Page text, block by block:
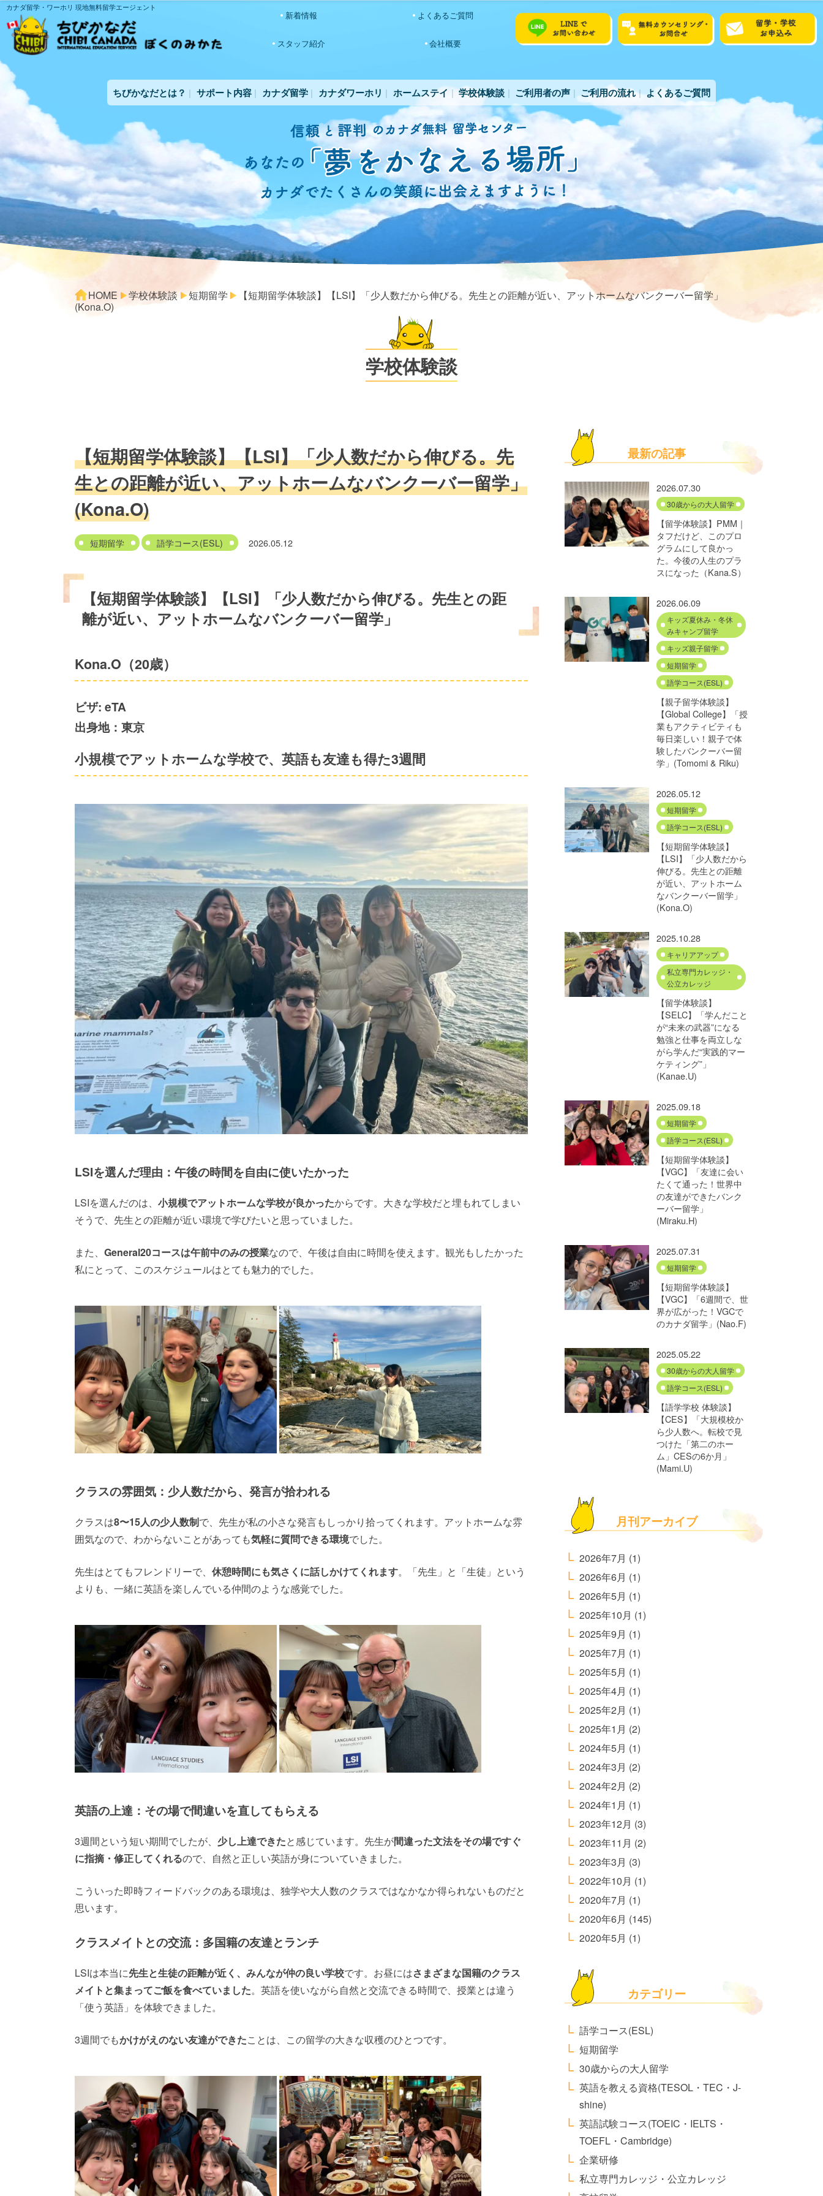
カナダ留学・ワーホリ 現地無料留学エージェント
新着情報
スタッフ紹介
よくあるご質問
会社概要
ちびかなだとは？ サポート内容 カナダ留学 カナダワーホリ ホームステイ 学校体験談 ご利用者の声 ご利用の流れ よくあるご質問
HOME 学校体験談 短期留学
【短期留学体験談】【LSI】「少人数だから伸びる。先生との距離が近い、アットホームなバンクーバー留学」
(Kona.O)
学校体験談
【短期留学体験談】【LSI】「少人数だから伸びる。先
生との距離が近い、アットホームなバンクーバー留学」
(Kona.O)
短期留学 語学コース(ESL) 2026.05.12
【短期留学体験談】【LSI】「少人数だから伸びる。先生との距
離が近い、アットホームなバンクーバー留学」
Kona.O（20歳）
ビザ: eTA
出身地：東京
小規模でアットホームな学校で、英語も友達も得た3週間
LSIを選んだ理由：午後の時間を自由に使いたかった
LSIを選んだのは、 小規模でアットホームな学校が良かったからです。大きな学校だと埋もれてしまい
そうで、先生との距離が近い環境で学びたいと思っていました。
また、 General20コースは午前中のみの授業なので、午後は自由に時間を使えます。観光もしたかった
私にとって、このスケジュールはとても魅力的でした。
クラスの雰囲気：少人数だから、発言が拾われる
クラスは8〜15人の少人数制で、先生が私の小さな発言もしっかり拾ってくれます。アットホームな雰
囲気なので、わからないことがあっても気軽に質問できる環境でした。
先生はとてもフレンドリーで、 休憩時間にも気さくに話しかけてくれます。「先生」と「生徒」という
よりも、一緒に英語を楽しんでいる仲間のような感覚でした。
英語の上達：その場で間違いを直してもらえる
3週間という短い期間でしたが、 少し上達できたと感じています。先生が間違った文法をその場ですぐ
に指摘・修正してくれるので、自然と正しい英語が身についていきました。
こういった即時フィードバックのある環境は、独学や大人数のクラスではなかなか得られないものだと
思います。
クラスメイトとの交流：多国籍の友達とランチ
LSIは本当に先生と生徒の距離が近く、みんなが仲の良い学校です。お昼にはさまざまな国籍のクラス
メイトと集まってご飯を食べていました。英語を使いながら自然と交流できる時間で、授業とは違う
「使う英語」を体験できました。
3週間でもかけがえのない友達ができたことは、この留学の大きな収穫のひとつです。
最新の記事
2026.07.30
30歳からの大人留学
【留学体験談】PMM｜
タフだけど、このプロ
グラムにして良かっ
た。今後の人生のプラ
スになった（Kana.S）
2026.06.09
キッズ夏休み・冬休
みキャンプ留学
キッズ親子留学
短期留学
語学コース(ESL)
【親子留学体験談】
【Global College】「授
業もアクティビティも
毎日楽しい！親子で体
験したバンクーバー留
学」(Tomomi & Riku)
2026.05.12
短期留学
語学コース(ESL)
【短期留学体験談】
【LSI】「少人数だから
伸びる。先生との距離
が近い、アットホーム
なバンクーバー留学」
(Kona.O)
2025.10.28
キャリアアップ
私立専門カレッジ・
公立カレッジ
【留学体験談】
【SELC】「学んだこと
が“未来の武器”になる
勉強と仕事を両立しな
がら学んだ“実践的マー
ケティング”」
(Kanae.U)
2025.09.18
短期留学
語学コース(ESL)
【短期留学体験談】
【VGC】「友達に会い
たくて通った！世界中
の友達ができたバンク
ーバー留学」
(Miraku.H)
2025.07.31
短期留学
【短期留学体験談】
【VGC】「6週間で、世
界が広がった！VGCで
のカナダ留学」(Nao.F)
2025.05.22
30歳からの大人留学
語学コース(ESL)
【語学学校 体験談】
【CES】「大規模校か
ら少人数へ。転校で見
つけた「第二のホー
ム」CESの6か月」
(Mami.U)
月刊アーカイブ
2026年7月 (1)
2026年6月 (1)
2026年5月 (1)
2025年10月 (1)
2025年9月 (1)
2025年7月 (1)
2025年5月 (1)
2025年4月 (1)
2025年2月 (1)
2025年1月 (2)
2024年5月 (1)
2024年3月 (2)
2024年2月 (2)
2024年1月 (1)
2023年12月 (3)
2023年11月 (2)
2023年3月 (3)
2022年10月 (1)
2020年7月 (1)
2020年6月 (145)
2020年5月 (1)
カテゴリー
語学コース(ESL)
短期留学
30歳からの大人留学
英語を教える資格(TESOL・TEC・J-
shine)
英語試験コース(TOEIC・IELTS・
TOEFL・Cambridge)
企業研修
私立専門カレッジ・公立カレッジ